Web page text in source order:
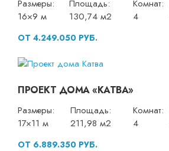
Размеры:
16×9 м
Площадь:
130,74 м2
Комнат:
4
ОТ 4.249.050 РУБ.
ПРОЕКТ ДОМА «КАТВА»
Размеры:
17×11 м
Площадь:
211,98 м2
Комнат:
4
ОТ 6.889.350 РУБ.